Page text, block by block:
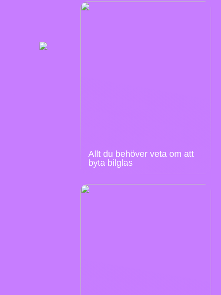
Allt du behöver veta om att
byta bilglas